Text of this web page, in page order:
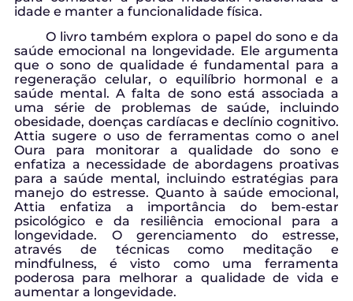
idade e manter a funcionalidade física.
O livro também explora o papel do sono e da
saúde emocional na longevidade. Ele argumenta
que o sono de qualidade é fundamental para a
regeneração celular, o equilíbrio hormonal e a
saúde mental. A falta de sono está associada a
uma série de problemas de saúde, incluindo
obesidade, doenças cardíacas e declínio cognitivo.
Attia sugere o uso de ferramentas como o anel
Oura para monitorar a qualidade do sono e
enfatiza a necessidade de abordagens proativas
para a saúde mental, incluindo estratégias para
manejo do estresse. Quanto à saúde emocional,
Attia enfatiza a importância do bem-estar
psicológico e da resiliência emocional para a
longevidade. O gerenciamento do estresse,
através de técnicas como meditação e
mindfulness, é visto como uma ferramenta
poderosa para melhorar a qualidade de vida e
aumentar a longevidade.